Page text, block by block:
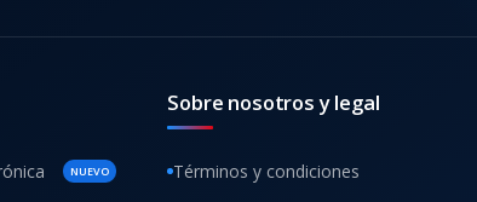
NUEVO
Sobre nosotros y legal
Términos y condiciones